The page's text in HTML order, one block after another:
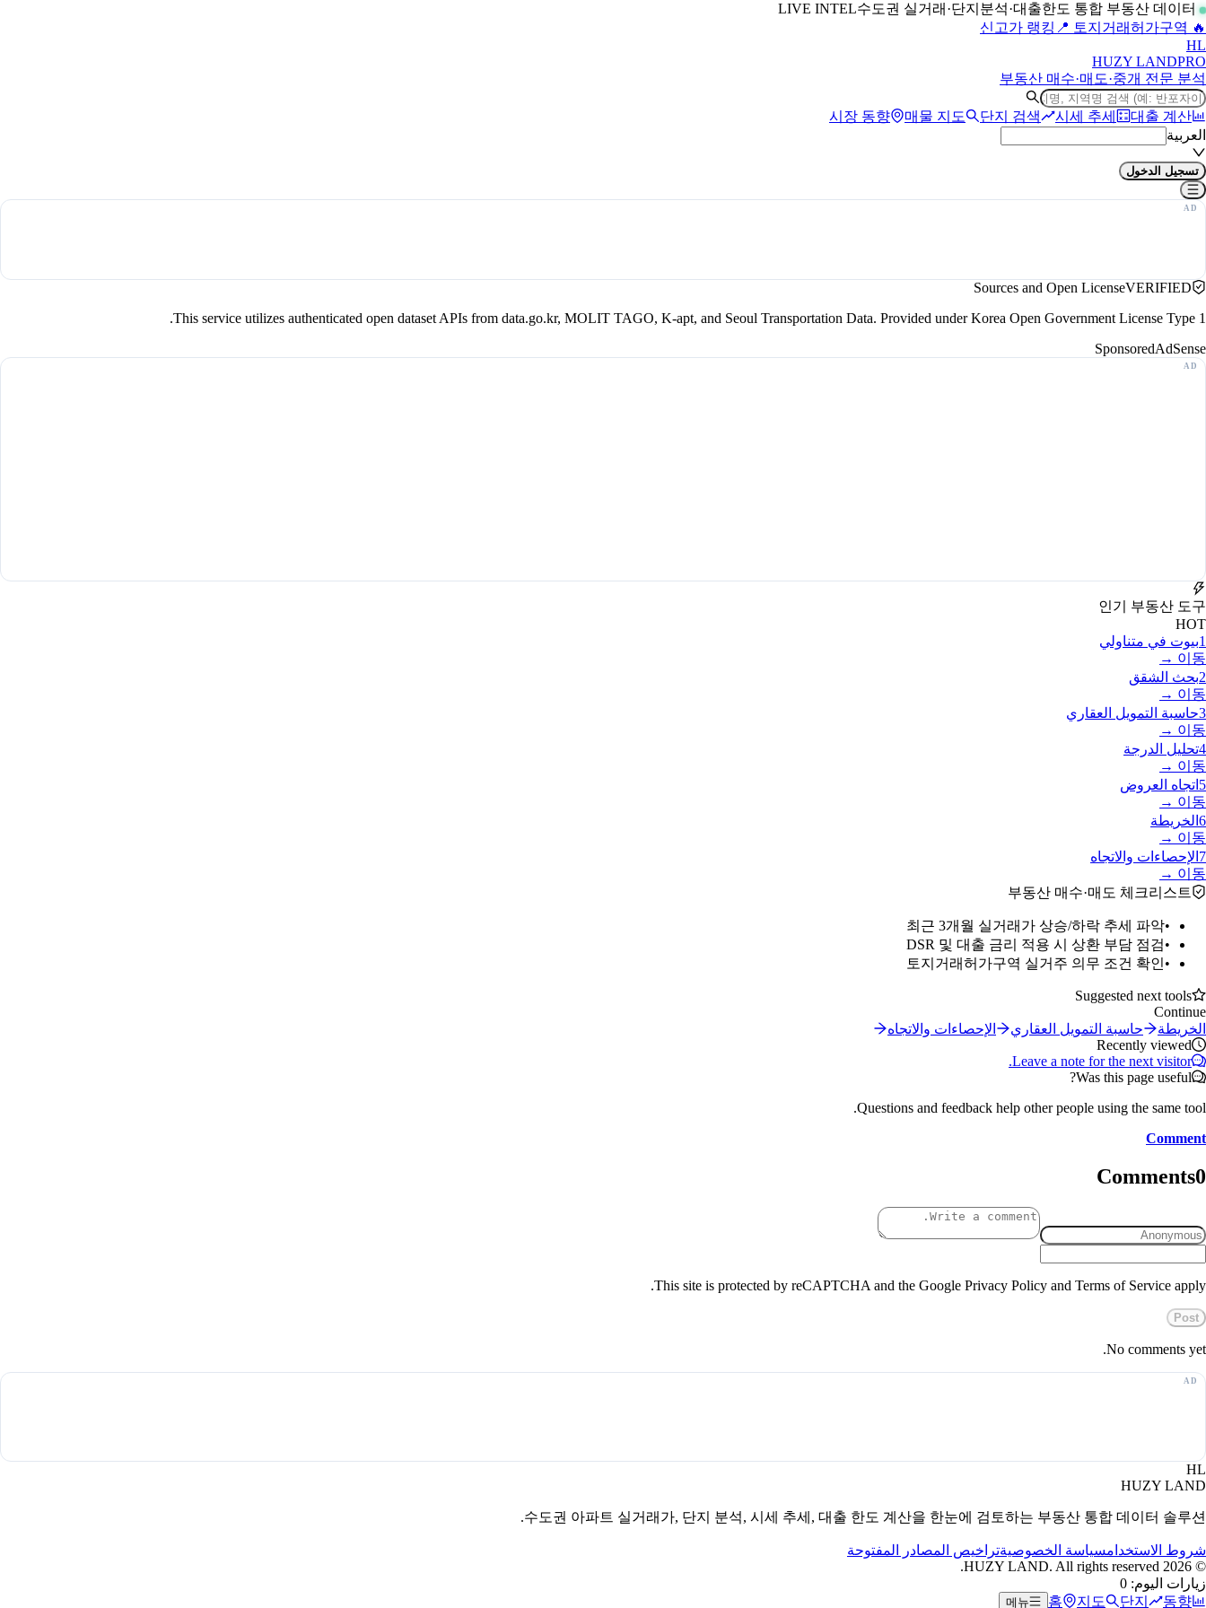
LIVE INTEL
수도권 실거래·단지분석·대출한도 통합 부동산 데이터
🔥 신고가 랭킹
📍 토지거래허가구역
HL
HUZY LANDPRO
부동산 매수·매도·중개 전문 분석
시장 동향 매물 지도 단지 검색 시세 추세
대출 계산
العربية
تسجيل الدخول
Sources and Open LicenseVERIFIED
This service utilizes authenticated open dataset APIs from data.go.kr, MOLIT TAGO, K-apt, and Seoul Transportation Data. Provided under Korea Open Government License Type 1.
SponsoredAdSense
인기 부동산 도구
HOT
1بيوت في متناولي
이동 →
2بحث الشقق
이동 →
3حاسبة التمويل العقاري
이동 →
4تحليل الدرجة
이동 →
5 اتجاه العروض
이동 →
6 الخريطة
이동 →
7 الإحصاءات والاتجاه
이동 →
부동산 매수·매도 체크리스트
•
최근 3개월 실거래가 상승/하락 추세 파악
•
DSR 및 대출 금리 적용 시 상환 부담 점검
•
토지거래허가구역 실거주 의무 조건 확인
Suggested next tools
Continue
الخريطة
حاسبة التمويل العقاري
الإحصاءات والاتجاه
Recently viewed
Leave a note for the next visitor.
Was this page useful?
Questions and feedback help other people using the same tool.
Comment
Comments0
This site is protected by reCAPTCHA and the Google Privacy Policy and Terms of Service apply.
Post
No comments yet.
HL
HUZY LAND
수도권 아파트 실거래가, 단지 분석, 시세 추세, 대출 한도 계산을 한눈에 검토하는 부동산 통합 데이터 솔루션.
شروط الاستخدامسياسة الخصوصيةتراخيص المصادر المفتوحة
©
2026
زيارات اليوم: 0
홈
지도 단지 동향
메뉴